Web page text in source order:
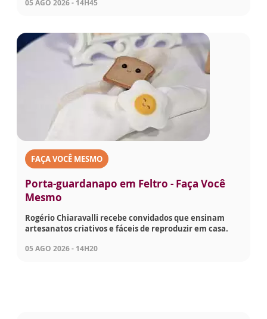
05 AGO 2026 - 14H45
FAÇA VOCÊ MESMO
Porta-guardanapo em Feltro - Faça Você
Mesmo
Rogério Chiaravalli recebe convidados que ensinam
artesanatos criativos e fáceis de reproduzir em casa.
05 AGO 2026 - 14H20